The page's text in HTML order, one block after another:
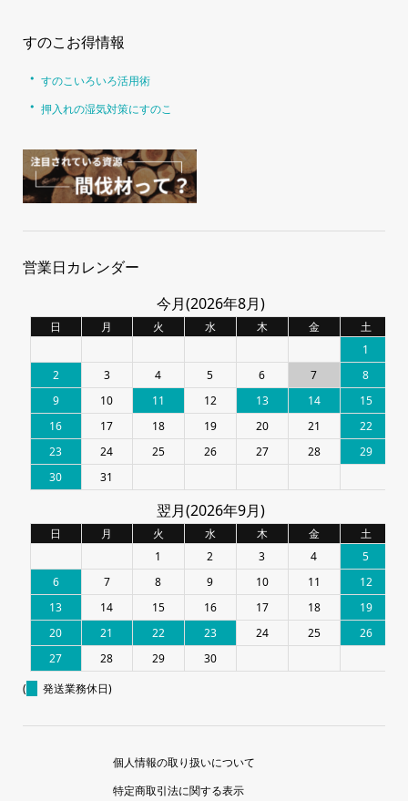
すのこお得情報
すのこいろいろ活用術
押入れの湿気対策にすのこ
営業日カレンダー
今月(2026年8月)
日 月 火 水 木 金
土
1
2
3 4 5 6 7
8
9
10 11 12 13 14
15
16
17 18 19 20 21
22
23
24 25 26 27 28
29
30
31
翌月(2026年9月)
日 月 火 水 木 金
土
1
2 3 4
5
6
7 8 9 10 11
12
13
14 15 16 17 18
19
20
21 22 23 24 25
26
27
28 29
30
(
発送業務休日)
個人情報の取り扱いについて
特定商取引法に関する表示